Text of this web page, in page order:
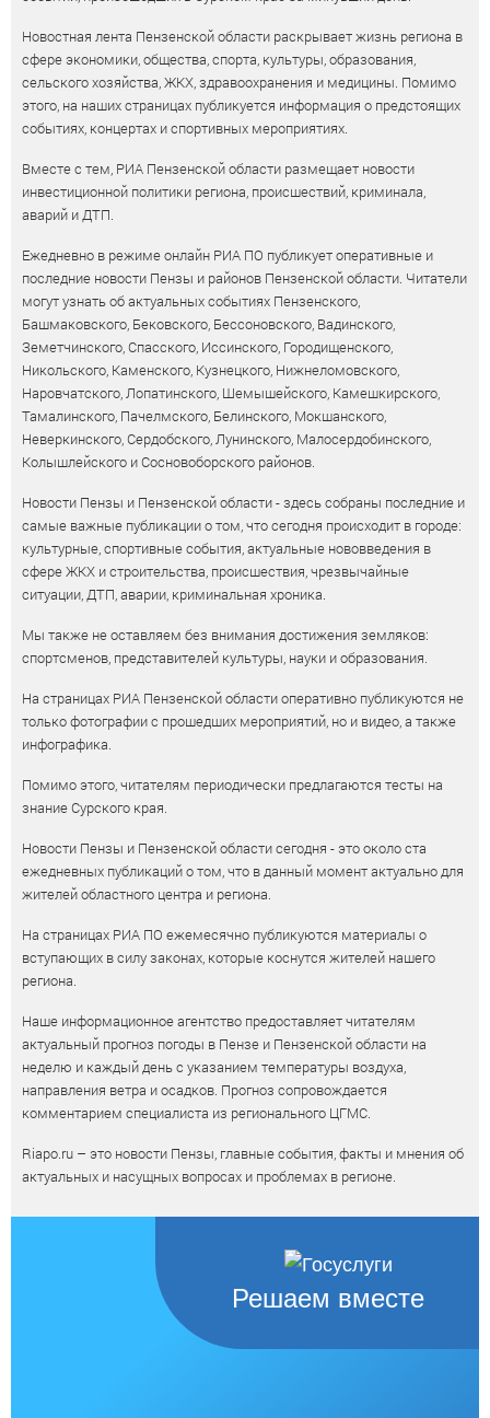
Новостная лента Пензенской области раскрывает жизнь региона в
сфере экономики, общества, спорта, культуры, образования,
сельского хозяйства, ЖКХ, здравоохранения и медицины. Помимо
этого, на наших страницах публикуется информация о предстоящих
событиях, концертах и спортивных мероприятиях.
Вместе с тем, РИА Пензенской области размещает новости
инвестиционной политики региона, происшествий, криминала,
аварий и ДТП.
Ежедневно в режиме онлайн РИА ПО публикует оперативные и
последние новости Пензы и районов Пензенской области. Читатели
могут узнать об актуальных событиях Пензенского,
Башмаковского, Бековского, Бессоновского, Вадинского,
Земетчинского, Спасского, Иссинского, Городищенского,
Никольского, Каменского, Кузнецкого, Нижнеломовского,
Наровчатского, Лопатинского, Шемышейского, Камешкирского,
Тамалинского, Пачелмского, Белинского, Мокшанского,
Неверкинского, Сердобского, Лунинского, Малосердобинского,
Колышлейского и Сосновоборского районов.
Новости Пензы и Пензенской области - здесь собраны последние и
самые важные публикации о том, что сегодня происходит в городе:
культурные, спортивные события, актуальные нововведения в
сфере ЖКХ и строительства, происшествия, чрезвычайные
ситуации, ДТП, аварии, криминальная хроника.
Мы также не оставляем без внимания достижения земляков:
спортсменов, представителей культуры, науки и образования.
На страницах РИА Пензенской области оперативно публикуются не
только фотографии с прошедших мероприятий, но и видео, а также
инфографика.
Помимо этого, читателям периодически предлагаются тесты на
знание Сурского края.
Новости Пензы и Пензенской области сегодня - это около ста
ежедневных публикаций о том, что в данный момент актуально для
жителей областного центра и региона.
На страницах РИА ПО ежемесячно публикуются материалы о
вступающих в силу законах, которые коснутся жителей нашего
региона.
Наше информационное агентство предоставляет читателям
актуальный прогноз погоды в Пензе и Пензенской области на
неделю и каждый день с указанием температуры воздуха,
направления ветра и осадков. Прогноз сопровождается
комментарием специалиста из регионального ЦГМС.
Riapo.ru – это новости Пензы, главные события, факты и мнения об
актуальных и насущных вопросах и проблемах в регионе.
Решаем вместе